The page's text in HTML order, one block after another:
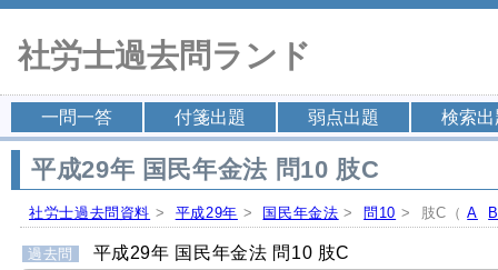
社労士過去問ランド
一問一答 付箋出題 弱点出題 検索出
平成29年 国民年金法 問10 肢C
社労士過去問資料 > 平成29年 > 国民年金法 > 問10 > 肢C（A B
過去問 平成29年 国民年金法 問10 肢C